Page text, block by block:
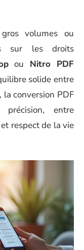
volumes ou
sur les droits
ou Nitro PDF
solide entre
la conversion PDF
entre
respect de la vie